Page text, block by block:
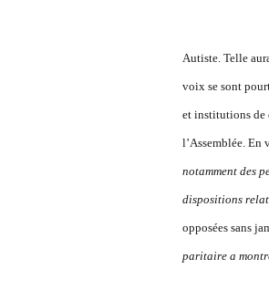
Autiste. Telle
voix se sont
et institutions de
l’Assemblée. En
notamment des
dispositions
opposées sans
paritaire a